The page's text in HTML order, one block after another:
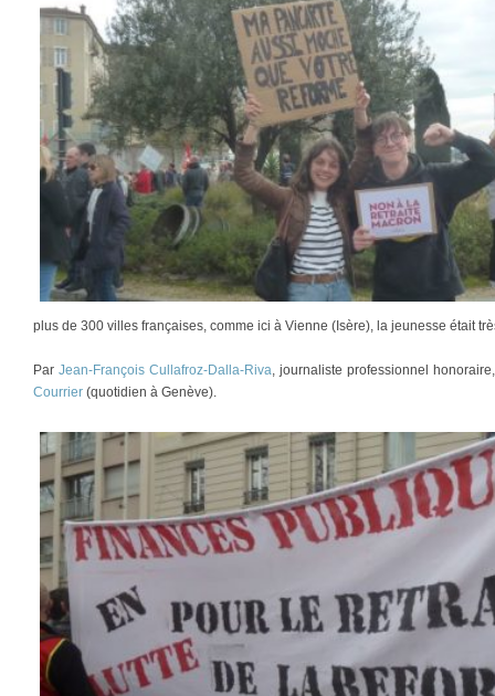
plus de 300 villes françaises, comme ici à Vienne (Isère), la jeunesse était
Par Jean-François Cullafroz-Dalla-Riva, journaliste professionnel
Courrier (quotidien à Genève).